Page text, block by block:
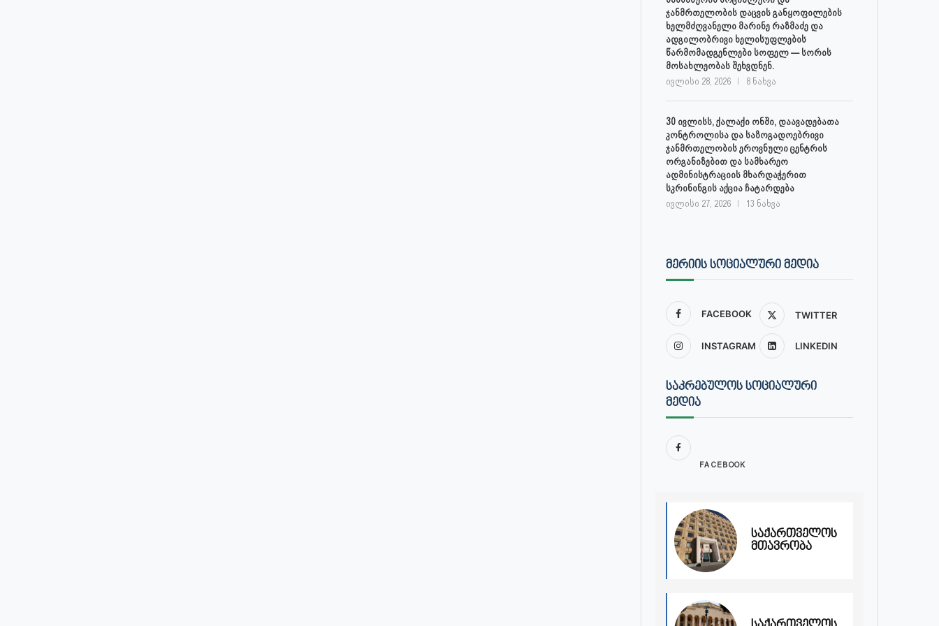
ჯანმრთელობის დაცვის განყოფილების
ხელმძღვანელი მარინე რაზმაძე და
ადგილობრივი ხელისუფლების
წარმომადგენლები სოფელ — სორის
მოსახლეობას შეხვდნენ.
ივლისი 28, 2026 8 ნახვა
30 ივლისს, ქალაქი ონში, დაავადებათა
კონტროლისა და საზოგადოებრივი
ჯანმრთელობის ეროვნული ცენტრის
ორგანიზებით და სამხარეო
ადმინისტრაციის მხარდაჭერით
სკრინინგის აქცია ჩატარდება
ივლისი 27, 2026 13 ნახვა
ᲛᲔᲠᲘᲘᲡ ᲡᲝᲪᲘᲐᲚᲣᲠᲘ ᲛᲔᲓᲘᲐ
FACEBOOK TWITTER
INSTAGRAM LINKEDIN
ᲡᲐᲙᲠᲔᲑᲣᲚᲝᲡ ᲡᲝᲪᲘᲐᲚᲣᲠᲘ
ᲛᲔᲓᲘᲐ
FACEBOOK
საქართველოს
მთავრობა